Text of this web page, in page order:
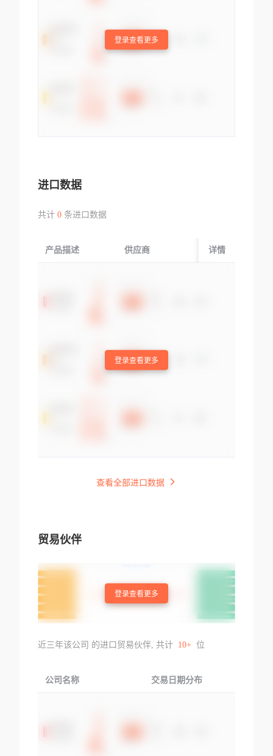
登录查看更多
进口数据
共计 0条进口数据
产品描述 供应商 起运国/地区
详情
登录查看更多
查看全部进口数据
贸易伙伴
登录查看更多
近三年该公司 的进口贸易伙伴, 共计 10+ 位
公司名称 交易日期分布